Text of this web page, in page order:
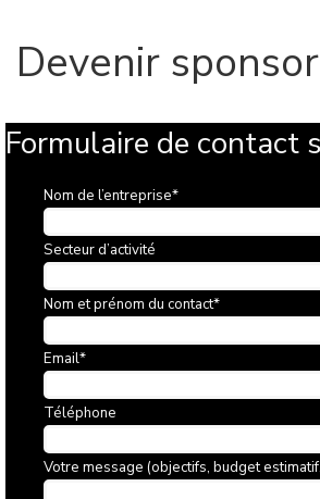
Devenir sponsor
Formulaire de contact
Nom de l’entreprise*
Secteur d’activité
Nom et prénom du contact*
Email*
Téléphone
Votre message (objectifs, budget